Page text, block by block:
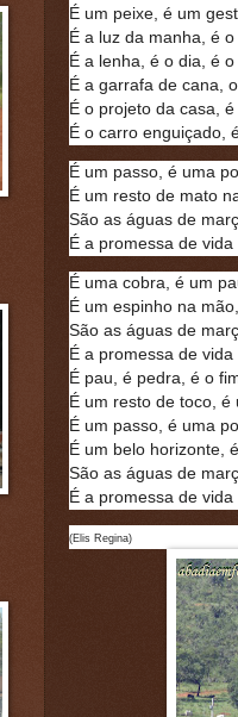
É um peixe, é um
É a luz da manha, é
É a lenha, é o dia, é
É a garrafa de cana,
É o projeto da casa,
É o carro enguiçado,
É um passo, é uma
É um resto de mato
São as águas de
É a promessa de
É uma cobra, é um
É um espinho na
São as águas de
É a promessa de
É pau, é pedra, é o
É um resto de toco, é
É um passo, é uma
É um belo horizonte,
São as águas de
É a promessa de
(Elis Regina)